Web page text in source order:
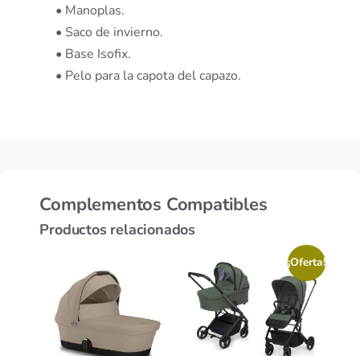
• Manoplas.
• Saco de invierno.
• Base Isofix.
• Pelo para la capota del capazo.
Complementos Compatibles
Productos relacionados
¡Oferta!